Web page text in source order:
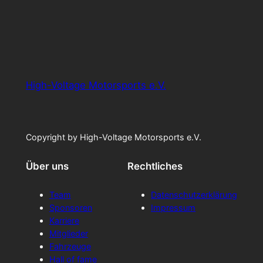
High-Voltage Motorsports e.V.
Copyright by High-Voltage Motorsports e.V.
Über uns
Team
Sponsoren
Karriere
Mitglieder
Fahrzeuge
Hall of fame
Rechtliches
Datenschutzerklärung
Impressum